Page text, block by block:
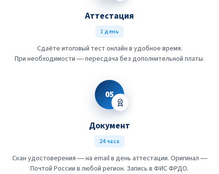
Аттестация
1 день
Сдаёте итоговый тест онлайн в удобное время.
При необходимости — пересдача без дополнительной платы.
05
Документ
24 часа
Скан удостоверения — на email в день аттестации. Оригинал —
Почтой России в любой регион. Запись в ФИС ФРДО.